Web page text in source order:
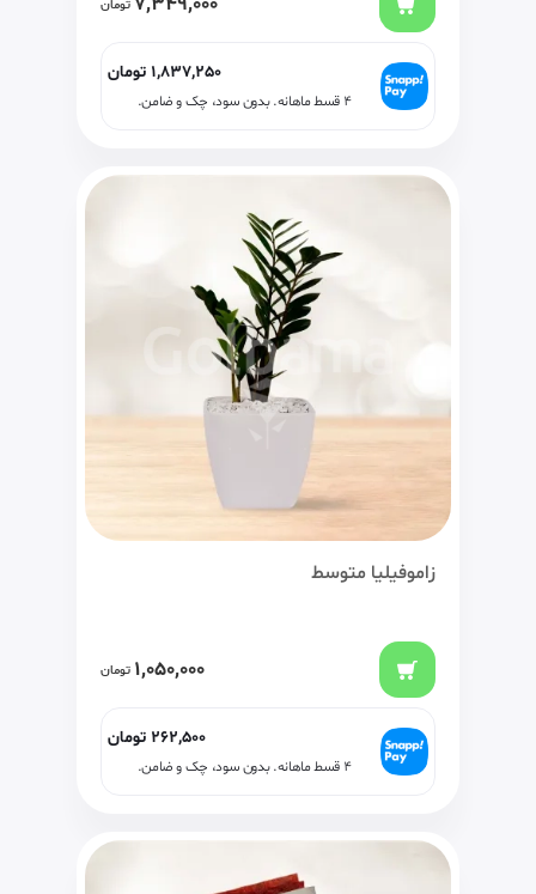
تومان
1,837,250 تومان
۴ قسط ماهانه. بدون سود، چک و ضامن.
زاموفیلیا متوسط
1,050,000 تومان
262,500 تومان
۴ قسط ماهانه. بدون سود، چک و ضامن.